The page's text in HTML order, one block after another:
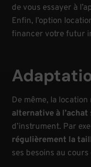
de vous essayer à
Enfin, l’option
financer votre futur
De même, la
alternative à l’achat
d’instrument. Par
régulièrement la
ses besoins au